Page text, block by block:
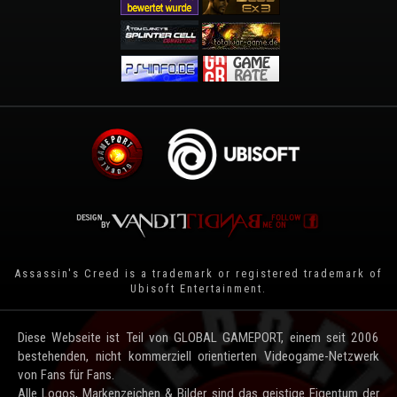
Assassin's Creed is a trademark or registered trademark of
Ubisoft Entertainment
Diese Webseite ist Teil von GLOBAL GAMEPORT, einem seit 2006
bestehenden, nicht kommerziell orientierten Videogame-Netzwerk
von Fans für Fans.
Alle Logos, Markenzeichen & Bilder sind das geistige Eigentum der